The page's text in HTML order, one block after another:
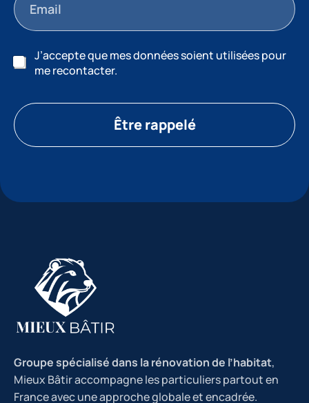
J’accepte que mes données soient utilisées pour
me recontacter.
Être rappelé
Groupe spécialisé dans la rénovation de l’habitat,
Mieux Bâtir accompagne les particuliers partout en
France avec une approche globale et encadrée.